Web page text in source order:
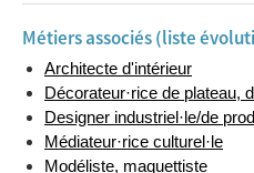
Métiers associés (liste
Architecte d'intérieur
Décorateur·rice de plateau,
Designer industriel·le/de
Médiateur·rice culturel·le
Modéliste, maquettiste